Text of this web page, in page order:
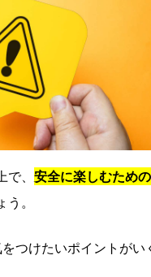
、 安全に楽しむため
。
つけたいポイントがい